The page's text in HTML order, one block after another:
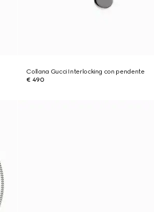
Collana Gucci Interlocking con pendente
€ 490